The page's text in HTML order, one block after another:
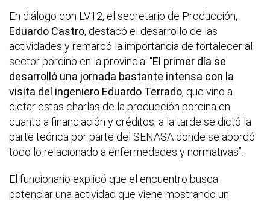
En diálogo con LV12, el secretario de Producción,
Eduardo Castro, destacó el desarrollo de las
actividades y remarcó la importancia de fortalecer al
sector porcino en la provincia: “El primer día se
desarrolló una jornada bastante intensa con la
visita del ingeniero Eduardo Terrado, que vino a
dictar estas charlas de la producción porcina en
cuanto a financiación y créditos; a la tarde se dictó la
parte teórica por parte del SENASA donde se abordó
todo lo relacionado a enfermedades y normativas”.
El funcionario explicó que el encuentro busca
potenciar una actividad que viene mostrando un